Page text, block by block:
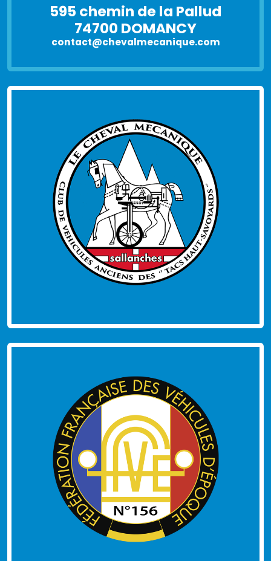
595 chemin de la Pallud
74700 DOMANCY
contact@chevalmecanique.com